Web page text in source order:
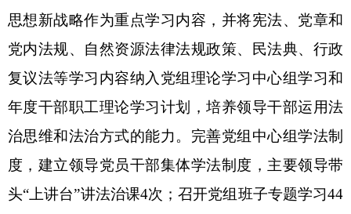
思想新战略作为重点学习内容，并将宪法、党章和
党内法规、自然资源法律法规政策、民法典、行政
复议法等学习 内容纳入党组理论学习中心组学习和
年度干部职工理论学习计划，培养领导干部运用法
治思维和法治方式的能力。完善党组中心组学法制
度，建立领导党员干部集体学法制度， 主要领导带
头“ 上讲台”讲法治课4次；召开党组班子专题学习44